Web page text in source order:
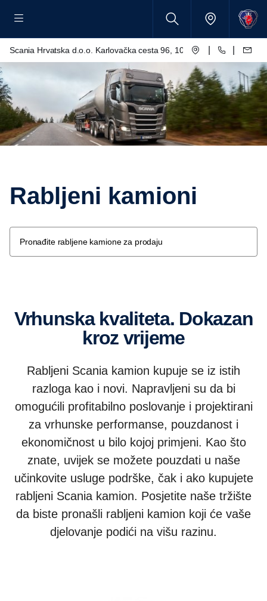
Scania Hrvatska d.o.o. Karlovačka cesta 96, 10250 Lučko
Rabljeni kamioni
Pronađite rabljene kamione za prodaju
Vrhunska kvaliteta. Dokazan
kroz vrijeme
Rabljeni Scania kamion kupuje se iz istih
razloga kao i novi. Napravljeni su da bi
omogućili profitabilno poslovanje i projektirani
za vrhunske performanse, pouzdanost i
ekonomičnost u bilo kojoj primjeni. Kao što
znate, uvijek se možete pouzdati u naše
učinkovite usluge podrške, čak i ako kupujete
rabljeni Scania kamion. Posjetite naše tržište
da biste pronašli rabljeni kamion koji će vaše
djelovanje podići na višu razinu.